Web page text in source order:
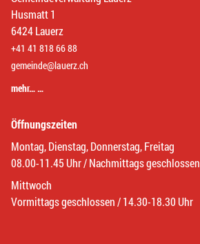
Husmatt 1
6424 Lauerz
+41 41 818 66 88
gemeinde@lauerz.ch
mehr… …
Öffnungszeiten
Montag, Dienstag, Donnerstag, Freitag
08.00-11.45 Uhr / Nachmittags geschlossen
Mittwoch
Vormittags geschlossen / 14.30-18.30 Uhr